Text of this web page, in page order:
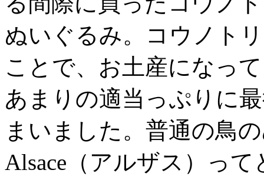
ぬいぐるみ。コウノト
ことで、お土産になっ
あまりの適当っぷりに
まいました。普通の鳥
Alsace（アルザス）って